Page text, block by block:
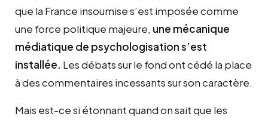
que la France insoumise s’est imposée comme
une force politique majeure, une mécanique
médiatique de psychologisations’est
installée. Les débats sur le fond ont cédé la place
à des commentaires incessants sur son caractère.
Mais est-ce si étonnant quand on sait que les